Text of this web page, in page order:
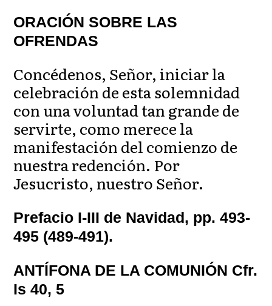
ORACIÓN SOBRE LAS
OFRENDAS
Concédenos, Señor, iniciar la
celebración de esta solemnidad
con una voluntad tan grande de
servirte, como merece la
manifestación del comienzo de
nuestra redención. Por
Jesucristo, nuestro Señor.
Prefacio I-III de Navidad, pp. 493-
495 (489-491).
ANTÍFONA DE LA COMUNIÓN Cfr.
Is 40, 5